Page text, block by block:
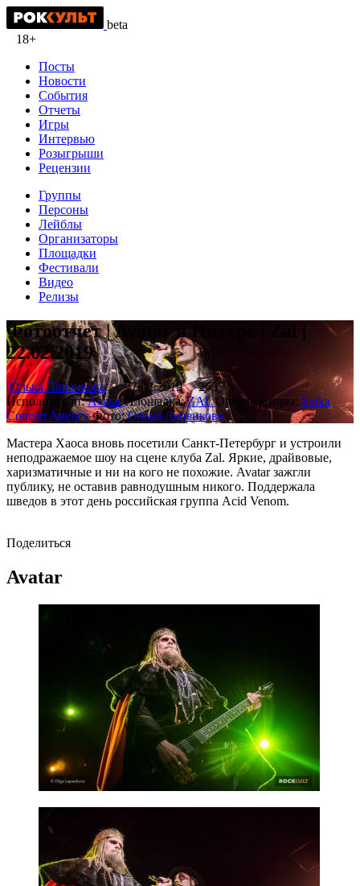
beta
18+
Посты
Новости
События
Отчеты
Игры
Интервью
Розыгрыши
Рецензии
Группы
Персоны
Лейблы
Организаторы
Площадки
Фестивали
Видео
Релизы
Фотоотчет | Avatar в Питере | Zal |
22.02.2019
Олька Лапенкова 27.02.2019
263
Исполнители:AvatarПлощадка:ZALОрганизаторы: Spika
Concert AgencyФото:Олька Лапенкова
Мастера Хаоса вновь посетили Санкт-Петербург и устроили
неподражаемое шоу на сцене клуба Zal. Яркие, драйвовые,
харизматичные и ни на кого не похожие. Avatar зажгли
публику, не оставив равнодушным никого. Поддержала
шведов в этот день российская группа Acid Venom.
Поделиться
Avatar